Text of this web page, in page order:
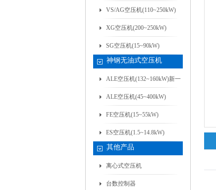
VS/AG空压机(110~250kW)
XG空压机(200~250kW)
SG空压机(15~90kW)
神钢无油式空压机
ALE空压机(132~160kW)新一
ALE空压机(45~400kW)
FE空压机(15~55kW)
ES空压机(1.5~14.8kW)
其他产品
离心式空压机
台数控制器